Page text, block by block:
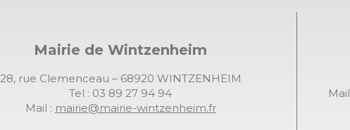
Mairie de Wintzenheim
28, rue Clemenceau – 68920 WINTZENHEIM
Tel : 03 89 27 94 94
Mail : mairie@mairie-wintzenheim.fr